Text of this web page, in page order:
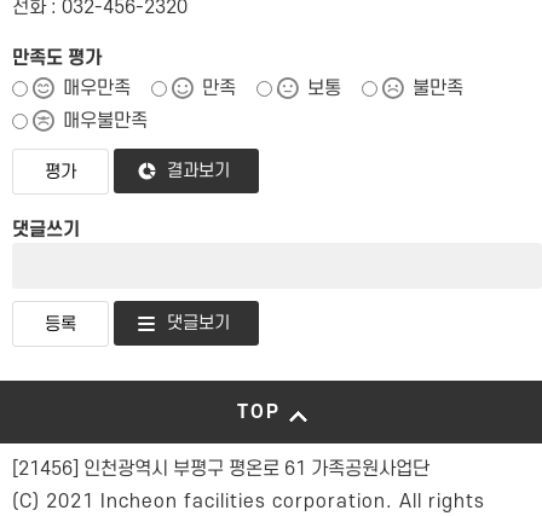
전화 : 032-456-2320
만족도 평가
매우만족
만족 보통
불만족
매우불만족
결과보기
댓글쓰기
댓글보기
TOP
[21456] 인천광역시 부평구 평온로 61 가족공원사업단
(C) 2021 Incheon facilities corporation. All rights